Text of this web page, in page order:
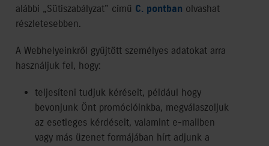
alábbi „Sütiszabályzat” című C. pontban olvashat
részletesebben.
A Webhelyeinkről gyűjtött személyes adatokat arra
használjuk fel, hogy:
teljesíteni tudjuk kéréseit, például hogy
bevonjunk Önt promócióinkba, megválaszoljuk
az esetleges kérdéseit, valamint e-mailben
vagy más üzenet formájában hírt adjunk a